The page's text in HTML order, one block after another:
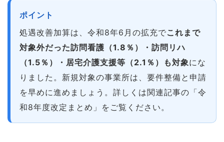
ポイント
処遇改善加算は、令和8年6月の拡充でこれまで
対象外だった訪問看護（1.8％）・訪問リハ
（1.5％）・居宅介護支援等（2.1％）も対象にな
りました。新規対象の事業所は、要件整備と申請
を早めに進めましょう。詳しくは関連記事の「令
和8年度改定まとめ」をご覧ください。